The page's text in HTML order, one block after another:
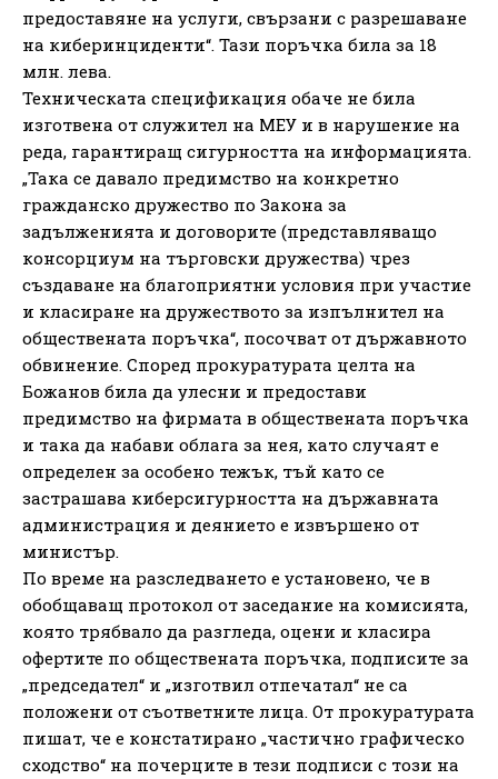
предоставяне на услуги, свързани с разрешаване
на киберинциденти“. Тази поръчка била за 18
млн. лева.
Техническата спецификация обаче не била
изготвена от служител на МЕУ и в нарушение на
реда, гарантиращ сигурността на информацията.
„Така се давало предимство на конкретно
гражданско дружество по Закона за
задълженията и договорите (представляващо
консорциум на търговски дружества) чрез
създаване на благоприятни условия при участие
и класиране на дружеството за изпълнител на
обществената поръчка“, посочват от държавното
обвинение. Според прокуратурата целта на
Божанов била да улесни и предостави
предимство на фирмата в обществената поръчка
и така да набави облага за нея, като случаят е
определен за особено тежък, тъй като се
застрашава киберсигурността на държавната
администрация и деянието е извършено от
министър.
По време на разследването е установено, че в
обобщаващ протокол от заседание на комисията,
която трябвало да разгледа, оцени и класира
офертите по обществената поръчка, подписите за
„председател“ и „изготвил отпечатал“ не са
положени от съответните лица. От прокуратурата
пишат, че е констатирано „частично графическо
сходство“ на почерците в тези подписи с този на